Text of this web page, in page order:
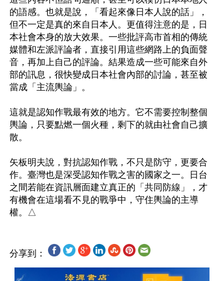
的語感。也就是說，「看起來像日本人說的話」，
但不一定是真的來自日本人。更值得注意的是，日
本社會本身的放大效果。一些批評高市首相的傳統
媒體和左派評論者，直接引用這些網路上的負面聲
音，再加上自己的評論。結果造成一些可能來自外
部的訊息，很快變成日本社會內部的討論，甚至被
當成「主流輿論」。
這就是認知作戰最有效的地方。它不需要控制整個
輿論，只要點燃一個火種，剩下的就由社會自己擴
散。
矢板明夫說，對抗認知作戰，不只是防守，更要合
作。臺灣也是深受認知作戰之害的國家之一。日台
之間若能在資訊層面建立真正的「共同防線」，才
有機會在這場看不見的戰爭中，守住輿論的主導
分享到：